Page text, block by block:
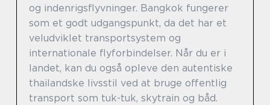
og indenrigsflyvninger. Bangkok fungerer
som et godt udgangspunkt, da det har et
veludviklet transportsystem og
internationale flyforbindelser. Når du er i
landet, kan du også opleve den autentiske
thailandske livsstil ved at bruge offentlig
transport som tuk-tuk, skytrain og båd.